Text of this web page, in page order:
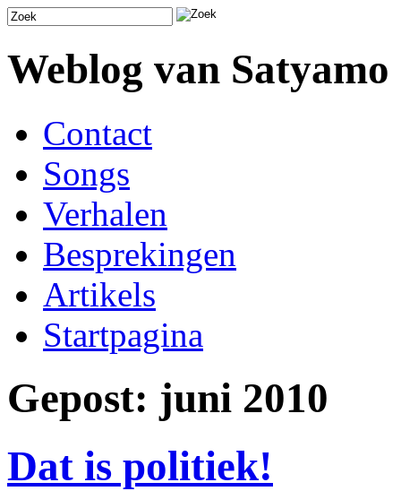
Weblog van Satyamo
Contact
Songs
Verhalen
Besprekingen
Artikels
Startpagina
Gepost: juni 2010
Dat is politiek!